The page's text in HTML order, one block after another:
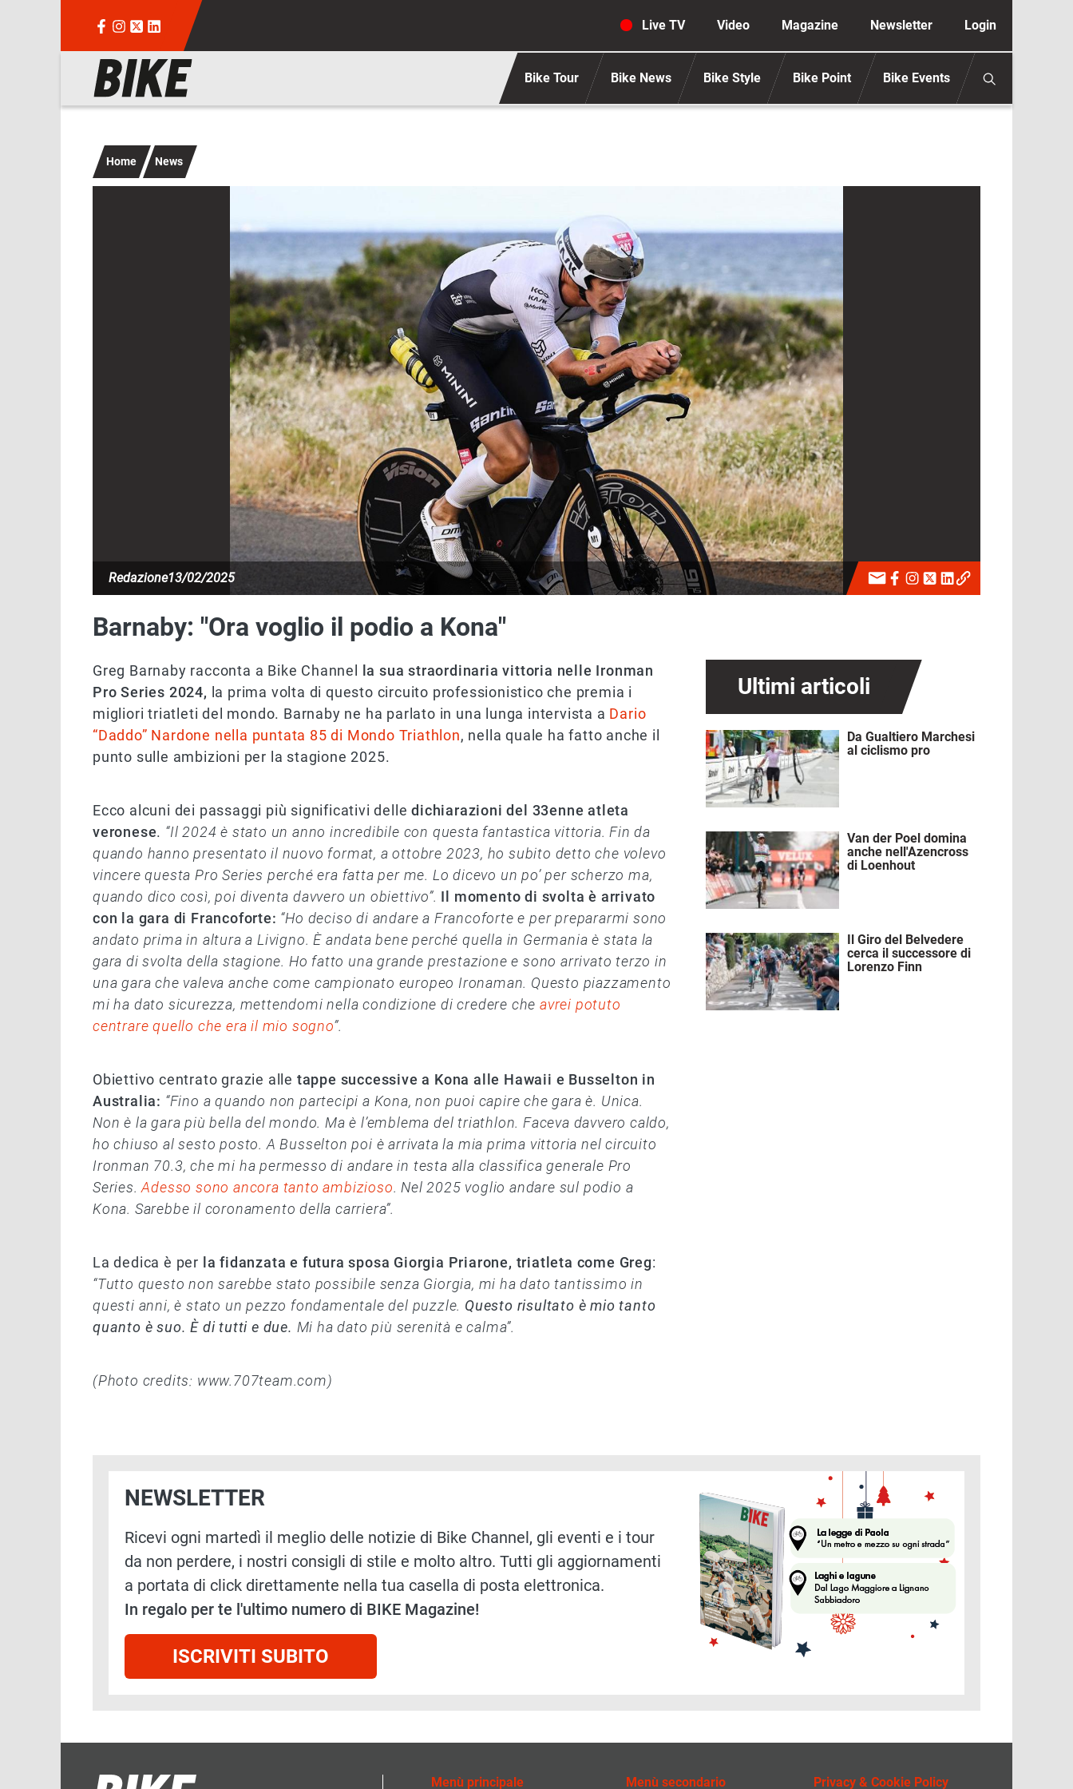
Navigazione secondaria anonimo
Live TV Video Magazine Newsletter Login
Navigazione principale Bike Tour Bike News Bike Style Bike Point Bike Events
Home News
Redazione13/02/2025
Barnaby: "Ora voglio il podio a Kona"
Greg Barnaby racconta a Bike Channel
la sua straordinaria vittoria nelle Ironman
Pro Series 2024, la prima volta di questo circuito professionistico che premia i
migliori triatleti del mondo. Barnaby ne ha parlato in una lunga intervista a Dario
“Daddo” Nardone nella puntata 85 di Mondo Triathlon, nella quale ha fatto anche il
punto sulle ambizioni per la stagione 2025.
Ecco alcuni dei passaggi più significativi delledichiarazioni del 33enne atleta
veronese. “Il 2024 è stato un anno incredibile con questa fantastica vittoria. Fin da
quando hanno presentato il nuovo format, a ottobre 2023, ho subito detto che volevo
vincere questa Pro Series perché era fatta per me. Lo dicevo un po’ per scherzo ma,
quando dico così, poi diventa davvero un obiettivo”. Il momento di svolta è arrivato
con la gara di Francoforte: “Ho deciso di andare a Francoforte e per prepararmi sono
andato prima in altura a Livigno. È andata bene perché quella in Germania è stata la
gara di svolta della stagione. Ho fatto una grande prestazione e sono arrivato terzo in
una gara che valeva anche come campionato europeo Ironaman. Questo piazzamento
mi ha dato sicurezza, mettendomi nella condizione di credere che avrei potuto
centrare quello che era il mio sogno”.
Obiettivo centrato grazie alle tappe successive a Kona alle Hawaii e Busselton in
Australia: “Fino a quando non partecipi a Kona, non puoi capire che gara è. Unica.
Non è la gara più bella del mondo. Ma è l’emblema del triathlon. Faceva davvero caldo,
ho chiuso al sesto posto. A Busselton poi è arrivata la mia prima vittoria nel circuito
Ironman 70.3, che mi ha permesso di andare in testa alla classifica generale Pro
Series.Adesso sono ancora tanto ambizioso. Nel 2025 voglio andare sul podio a
Kona. Sarebbe il coronamento della carriera”.
La dedica è per la fidanzata e futura sposa Giorgia Priarone, triatleta come Greg:
“Tutto questo non sarebbe stato possibile senza Giorgia, mi ha dato tantissimo in
questi anni, è stato un pezzo fondamentale del puzzle. Questo risultato è mio tanto
quanto è suo. È di tutti e due. Mi ha dato più serenità e calma”.
(Photo credits: www.707team.com)
Ultimi articoli
Immagine
Da Gualtiero Marchesi
al ciclismo pro
Immagine
Van der Poel domina
anche nell'Azencross
di Loenhout
Immagine
Il Giro del Belvedere
cerca il successore di
Lorenzo Finn
NEWSLETTER
Ricevi ogni martedì il meglio delle notizie di Bike Channel, gli eventi e i tour
da non perdere, i nostri consigli di stile e molto altro. Tutti gli aggiornamenti
a portata di click direttamente nella tua casella di posta elettronica.
In regalo per te l'ultimo numero di BIKE Magazine!
ISCRIVITI SUBITO
Menù principale Menù secondario Privacy & Cookie Policy